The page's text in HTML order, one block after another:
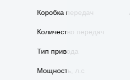
Коробка передач
Количество передач
Тип привода
Мощность, л.с